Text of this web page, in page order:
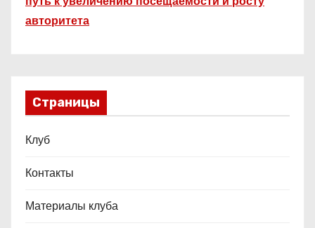
авторитета
Страницы
Клуб
Контакты
Материалы клуба